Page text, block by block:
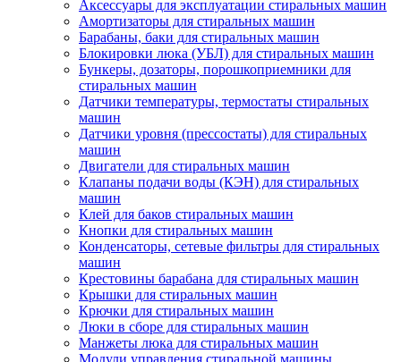
Аксессуары для эксплуатации стиральных машин
Амортизаторы для стиральных машин
Барабаны, баки для стиральных машин
Блокировки люка (УБЛ) для стиральных машин
Бункеры, дозаторы, порошкоприемники для
стиральных машин
Датчики температуры, термостаты стиральных
машин
Датчики уровня (прессостаты) для стиральных
машин
Двигатели для стиральных машин
Клапаны подачи воды (КЭН) для стиральных
машин
Клей для баков стиральных машин
Кнопки для стиральных машин
Конденсаторы, сетевые фильтры для стиральных
машин
Крестовины барабана для стиральных машин
Крышки для стиральных машин
Крючки для стиральных машин
Люки в сборе для стиральных машин
Манжеты люка для стиральных машин
Модули управления стиральной машины